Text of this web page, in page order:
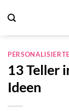
Inhalt
springen
13 Teller
Ideen